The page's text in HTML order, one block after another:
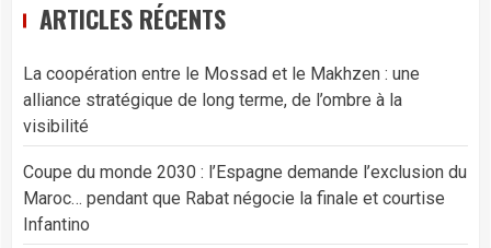
ARTICLES RÉCENTS
La coopération entre le Mossad et le Makhzen : une
alliance stratégique de long terme, de l’ombre à la
visibilité
Coupe du monde 2030 : l’Espagne demande l’exclusion du
Maroc… pendant que Rabat négocie la finale et courtise
Infantino